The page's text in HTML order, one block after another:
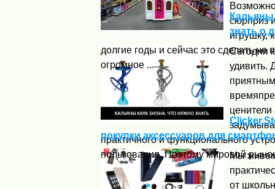
сюрприз
игрушку,
долгие годы и сейчас это сделать не
огромное ...
знать о
Сегодня
удивить.
ценители
практичного и функционального
пользования. Поэтому мировой
покупки аксессуаров для
Мы живем
от